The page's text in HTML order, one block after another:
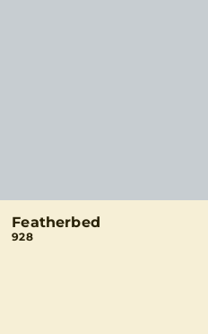
Featherbed
928